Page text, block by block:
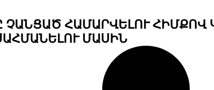
ՀԱՄԱՐՎԵԼՈՒ ՀԻՄՔՈՎ
ՄԱՍԻՆ